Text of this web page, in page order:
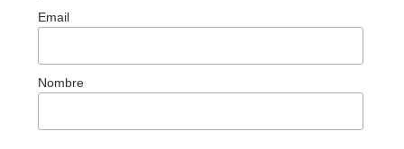
Email
Nombre